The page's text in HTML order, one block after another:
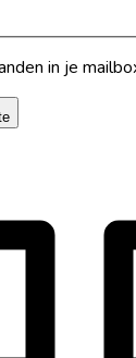
in je